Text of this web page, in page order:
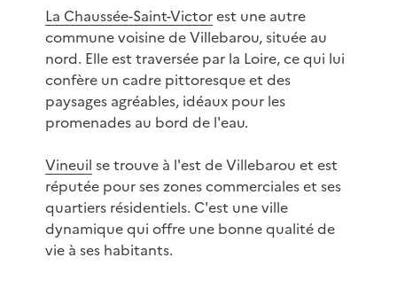
La Chaussée-Saint-Victorest une autre
commune voisine de Villebarou, située au
nord. Elle est traversée par la Loire, ce qui lui
confère un cadre pittoresque et des
paysages agréables, idéaux pour les
promenades au bord de l'eau.
Vineuil se trouve à l'est de Villebarou et est
réputée pour ses zones commerciales et ses
quartiers résidentiels. C'est une ville
dynamique qui offre une bonne qualité de
vie à ses habitants.